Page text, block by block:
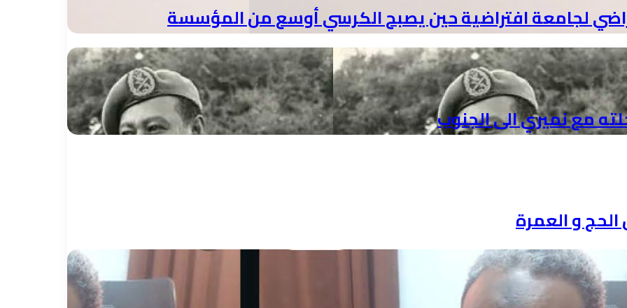
لجامعة افتراضية حين يصبح الكرسي أوسع من المؤسسة
مع نميري الى الجنوب
الحج و العمرة